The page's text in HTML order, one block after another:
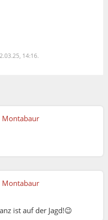
14:16.
Montabaur
Montabaur
ist auf der Jagd!😉